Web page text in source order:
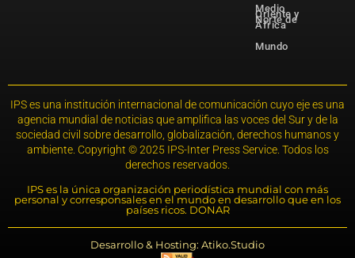
Medio
Oriente y
Norte de
África
Mundo
IPS es una institución internacional de comunicación cuyo eje es una
agencia mundial de noticias que amplifica las voces del Sur y de la
sociedad civil sobre desarrollo, globalización, derechos humanos y
ambiente. Copyright © 2025 IPS-Inter Press Service. Todos los
derechos reservados.
IPS es la única organización periodística mundial con más
personal y corresponsales en el mundo en desarrollo que en los
países ricos. DONAR
Desarrollo & Hosting: Atiko.Studio